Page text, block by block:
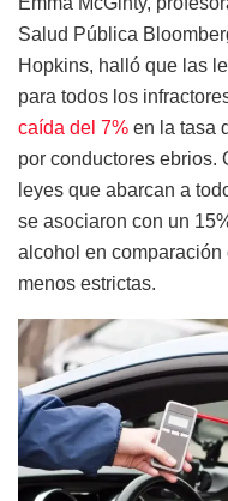
Salud Pública
Hopkins, halló que las
para todos los
caída del 7% en la tasa
por conductores ebrios.
leyes que abarcan a
se asociaron con un
alcohol en
menos estrictas.